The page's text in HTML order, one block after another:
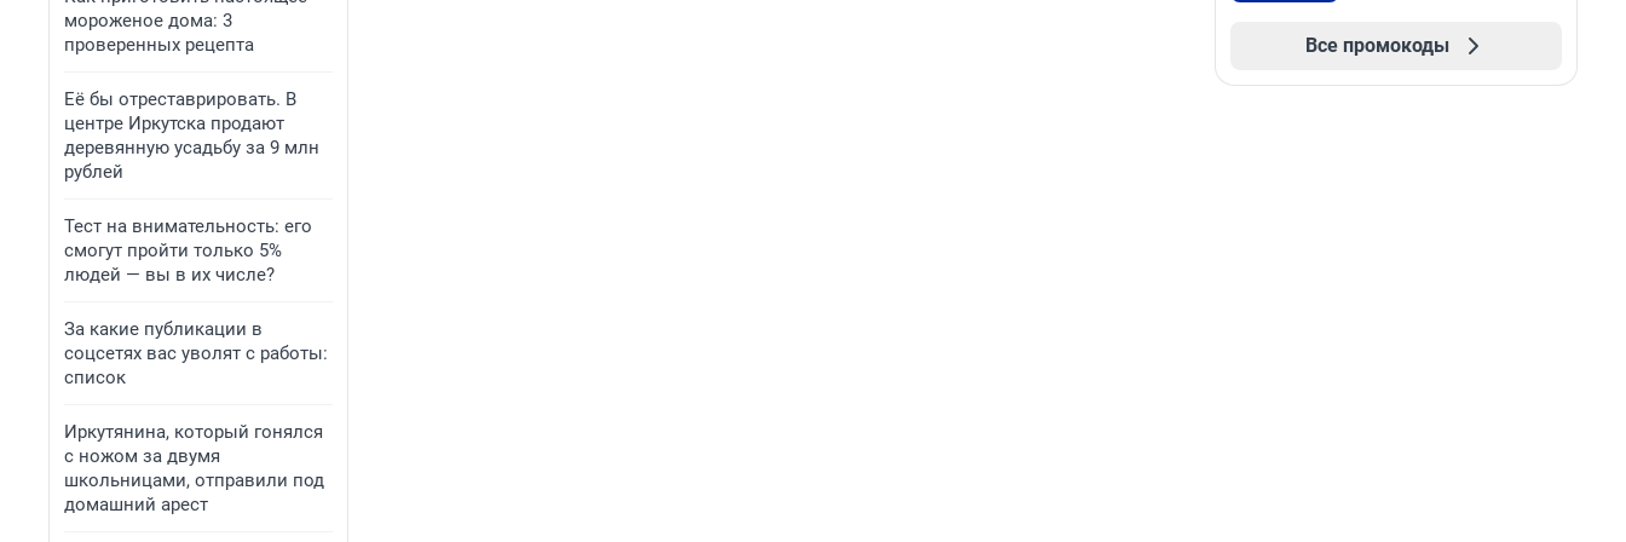
мороженое дома: 3
проверенных рецепта
Её бы отреставрировать. В
центре Иркутска продают
деревянную усадьбу за 9 млн
рублей
Тест на внимательность: его
смогут пройти только 5%
людей — вы в их числе?
За какие публикации в
соцсетях вас уволят с работы:
список
Иркутянина, который гонялся
с ножом за двумя
школьницами, отправили под
домашний арест
Все промокоды